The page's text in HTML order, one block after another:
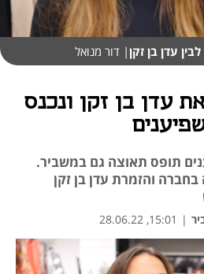
עדן בן זקן| דור מנואל
עדן בן זקן ונכנס
תופס תאוצה גם במשביר.
והזמרת עדן בן זקן
|
15:01, 28.06.22